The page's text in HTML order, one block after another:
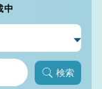
中
検索